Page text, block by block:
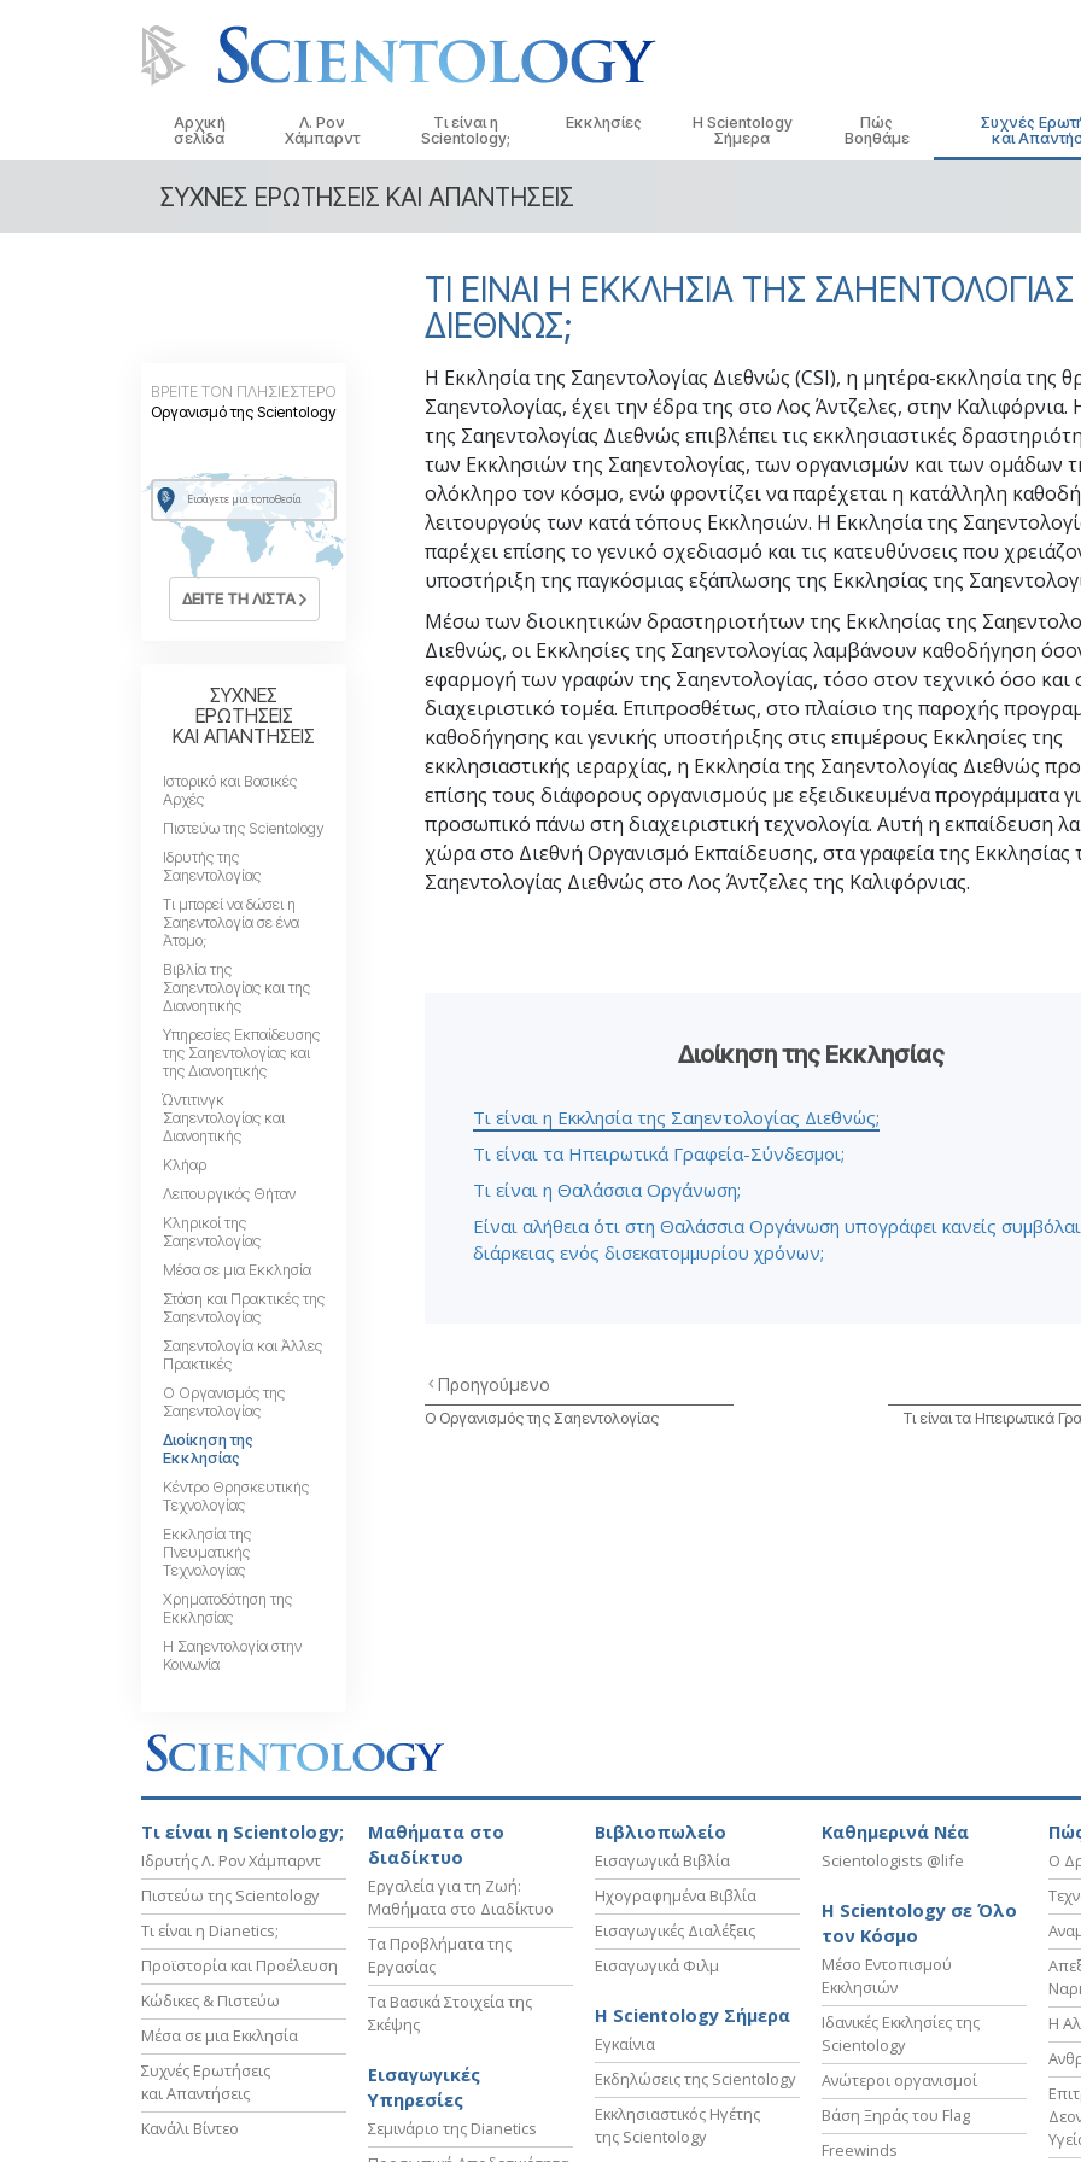
Αρχική
σελίδα
Λ. Ρον
Χάμπαρντ
Τι είναι η
Scientology;
Πιστεύω και Πρακτικές
Τι Λένε οι Σαηεντολόγοι για τη
Σαηεντολογία
Μέσα σε μια Εκκλησία
Οι Βασικές Αρχές της
Σαηεντολογίας
Μια Εισαγωγή στη Διανοητική
Αγάπη και Μίσος –
Tι είναι η Μεγαλοσύνη;
Εκκλησίες
Εντοπίστε μια Εκκλησία
Ανώτεροι οργανισμοί
Η Βάση του Φλαγκ
Freewinds
Φέρνοντας τη Σαηεντολογία στον
Κόσμο
Η Scientology
Σήμερα
Ντέιβιντ Μισκάβιτς: Εκκλησιαστικός
Ηγέτης της Scientology
Πώς
Βοηθάμε
Κρίμινον
Η Αλήθεια για τα Ναρκωτικά
Ενωμένοι για τα Ανθρώπινα
Δικαιώματα
Επιτροπή Πολιτών για τα
Ανθρώπινα Δικαιώματα
Εθελοντές Λειτουργοί της
Σαηεντολογίας
Συχνές
και
Ο Οργανισμός
Οι
ΣΥΧΝΕΣ ΕΡΩΤΗΣΕΙΣ ΚΑΙ ΑΠΑΝΤΗΣΕΙΣ
ΤΙ ΕΙΝΑΙ Η ΕΚΚΛΗΣΙΑ ΤΗΣ ΣΑΗΕΝΤΟΛΟΓΙΑΣ
ΔΙΕΘΝΩΣ;
Η Εκκλησία της Σαηεντολογίας Διεθνώς (CSI), η μητέρα-εκκλησία της
Σαηεντολογίας, έχει την έδρα της στο Λος Άντζελες, στην Καλιφόρνια.
της Σαηεντολογίας Διεθνώς επιβλέπει τις εκκλησιαστικές
των Εκκλησιών της Σαηεντολογίας, των οργανισμών και των ομάδων
ολόκληρο τον κόσμο, ενώ φροντίζει να παρέχεται η κατάλληλη
λειτουργούς των κατά τόπους Εκκλησιών. Η Εκκλησία της
παρέχει επίσης το γενικό σχεδιασμό και τις κατευθύνσεις που
υποστήριξη της παγκόσμιας εξάπλωσης της Εκκλησίας της
Μέσω των διοικητικών δραστηριοτήτων της Εκκλησίας της
Διεθνώς, οι Εκκλησίες της Σαηεντολογίας λαμβάνουν καθοδήγηση
εφαρμογή των γραφών της Σαηεντολογίας, τόσο στον τεχνικό όσο και
διαχειριστικό τομέα. Επιπροσθέτως, στο πλαίσιο της παροχής
καθοδήγησης και γενικής υποστήριξης στις επιμέρους Εκκλησίες της
εκκλησιαστικής ιεραρχίας, η Εκκλησία της Σαηεντολογίας Διεθνώς
επίσης τους διάφορους οργανισμούς με εξειδικευμένα προγράμματα
προσωπικό πάνω στη διαχειριστική τεχνολογία. Αυτή η εκπαίδευση
χώρα στο Διεθνή Οργανισμό Εκπαίδευσης, στα γραφεία της Εκκλησίας
Σαηεντολογίας Διεθνώς στο Λος Άντζελες της Καλιφόρνιας.
Διοίκηση της Εκκλησίας
Τι είναι η Εκκλησία της Σαηεντολογίας Διεθνώς;
Τι είναι τα Ηπειρωτικά Γραφεία-Σύνδεσμοι;
Τι είναι η Θαλάσσια Οργάνωση;
Είναι αλήθεια ότι στη Θαλάσσια Οργάνωση υπογράφει κανείς
διάρκειας ενός δισεκατομμυρίου χρόνων;
Προηγούμενο
Ο Οργανισμός της Σαηεντολογίας Τι είναι τα Ηπειρωτικά
ΒΡΕΙΤΕ ΤΟΝ ΠΛΗΣΙΕΣΤΕΡΟ
Οργανισμό της Scientology
ΔΕΙΤΕ ΤΗ ΛΙΣΤΑ
ΣΥΧΝΕΣ
ΕΡΩΤΗΣΕΙΣ
ΚΑΙ ΑΠΑΝΤΗΣΕΙΣ
Ιστορικό και Βασικές
Αρχές
Πιστεύω της Scientology
Ιδρυτής της
Σαηεντολογίας
Τι μπορεί να δώσει η
Σαηεντολογία σε ένα
Άτομο;
Βιβλία της
Σαηεντολογίας και της
Διανοητικής
Υπηρεσίες Εκπαίδευσης
της Σαηεντολογίας και
της Διανοητικής
Ώντιτινγκ
Σαηεντολογίας και
Διανοητικής
Κλήαρ
Λειτουργικός Θήταν
Κληρικοί της
Σαηεντολογίας
Μέσα σε μια Εκκλησία
Στάση και Πρακτικές της
Σαηεντολογίας
Σαηεντολογία και Άλλες
Πρακτικές
Ο Οργανισμός της
Σαηεντολογίας
Διοίκηση της
Εκκλησίας
Κέντρο Θρησκευτικής
Τεχνολογίας
Εκκλησία της
Πνευματικής
Τεχνολογίας
Χρηματοδότηση της
Εκκλησίας
Η Σαηεντολογία στην
Κοινωνία
Τι είναι η Scientology;
Ιδρυτής Λ. Ρον Χάμπαρντ
Πιστεύω της Scientology
Τι είναι η Dianetics;
Προϊστορία και Προέλευση
Κώδικες & Πιστεύω
Μέσα σε μια Εκκλησία
Συχνές Ερωτήσεις
και Απαντήσεις
Κανάλι Βίντεο
Μαθήματα στο
διαδίκτυο
Εργαλεία για τη Ζωή:
Μαθήματα στο Διαδίκτυο
Τα Προβλήματα της
Εργασίας
Τα Βασικά Στοιχεία της
Σκέψης
Εισαγωγικές
Υπηρεσίες
Σεμινάριο της Dianetics
Βιβλιοπωλείο
Εισαγωγικά Βιβλία
Ηχογραφημένα Βιβλία
Εισαγωγικές Διαλέξεις
Εισαγωγικά Φιλμ
Η Scientology Σήμερα
Εγκαίνια
Εκδηλώσεις της Scientology
Εκκλησιαστικός Ηγέτης
της Scientology
Καθημερινά Νέα
Scientologists @life
Η Scientology σε Όλο
τον Κόσμο
Μέσο Εντοπισμού
Εκκλησιών
Ιδανικές Εκκλησίες της
Scientology
Ανώτεροι οργανισμοί
Βάση Ξηράς του Flag
Freewinds
Ο
Η